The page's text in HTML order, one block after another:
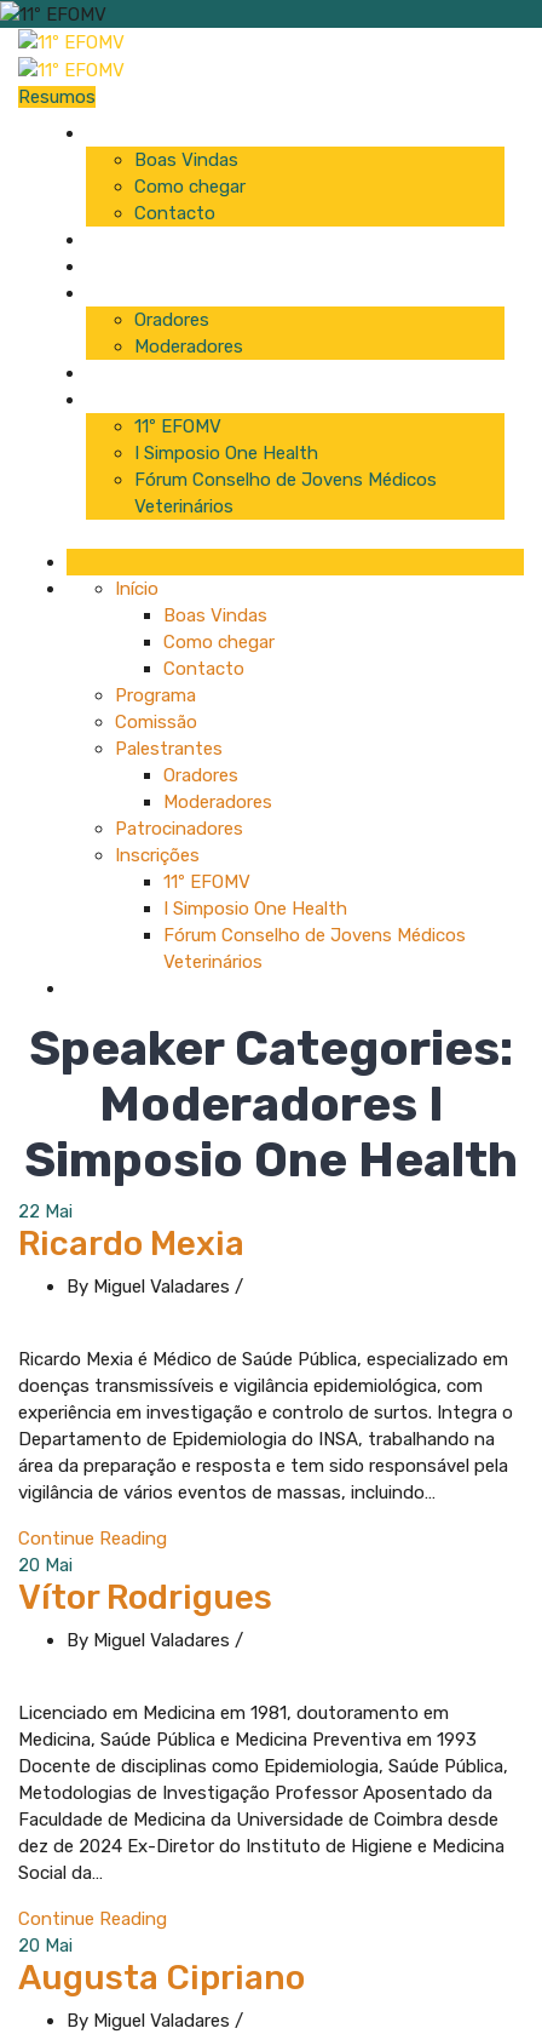
Resumos
Boas Vindas
Como chegar
Contacto
Oradores
Moderadores
11º EFOMV
I Simposio One Health
Fórum Conselho de Jovens Médicos
Veterinários
Início
Boas Vindas
Como chegar
Contacto
Programa
Comissão
Palestrantes
Oradores
Moderadores
Patrocinadores
Inscrições
11º EFOMV
I Simposio One Health
Fórum Conselho de Jovens Médicos
Veterinários
Speaker Categories:
Moderadores I
Simposio One Health
22 Mai
Ricardo Mexia
By Miguel Valadares /
Ricardo Mexia é Médico de Saúde Pública, especializado em
doenças transmissíveis e vigilância epidemiológica, com
experiência em investigação e controlo de surtos. Integra o
Departamento de Epidemiologia do INSA, trabalhando na
área da preparação e resposta e tem sido responsável pela
vigilância de vários eventos de massas, incluindo…
Continue Reading
20 Mai
Vítor Rodrigues
By Miguel Valadares /
Licenciado em Medicina em 1981, doutoramento em
Medicina, Saúde Pública e Medicina Preventiva em 1993
Docente de disciplinas como Epidemiologia, Saúde Pública,
Metodologias de Investigação Professor Aposentado da
Faculdade de Medicina da Universidade de Coimbra desde
dez de 2024 Ex-Diretor do Instituto de Higiene e Medicina
Social da…
Continue Reading
20 Mai
Augusta Cipriano
By Miguel Valadares /